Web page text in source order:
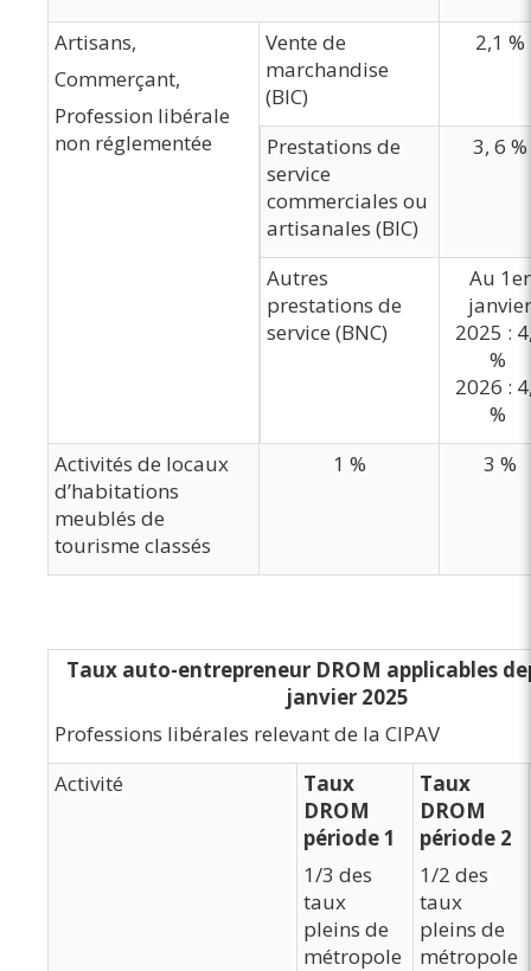
Artisans,
Commerçant,
Profession libérale
non réglementée
Vente de
marchandise
(BIC)
2,1 %
Prestations de
service
commerciales ou
artisanales (BIC)
3, 6 %
Autres
prestations de
service (BNC)
Au 1er
janvier
2025 :
%
2026 :
%
Activités de locaux
d’habitations
meublés de
tourisme classés
1 % 3 %
Taux auto-entrepreneur DROM applicables
janvier 2025
Professions libérales relevant de la CIPAV
Activité
Taux
DROM
période 1
1/3 des
taux
pleins de
métropole
Taux
DROM
période 2
1/2 des
taux
pleins de
métropole